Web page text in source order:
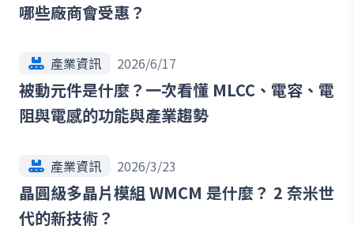
哪些廠商會受惠？
產業資訊 2026/6/17
被動元件是什麼？一次看懂 MLCC、電容、電
阻與電感的功能與產業趨勢
產業資訊 2026/3/23
晶圓級多晶片模組 WMCM 是什麼？ 2 奈米世
代的新技術？